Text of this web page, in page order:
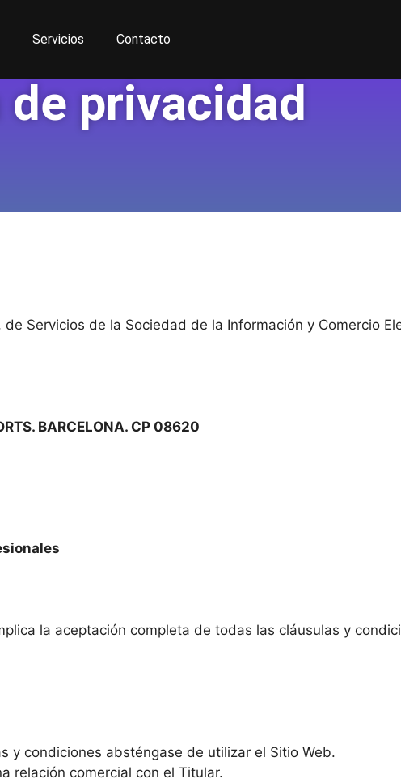
Servicios Contacto
privacidad
Servicios de la Sociedad de la Información y Comercio
BARCELONA. CP 08620
la aceptación completa de todas las cláusulas y
y condiciones absténgase de utilizar el Sitio Web.
relación comercial con el Titular.